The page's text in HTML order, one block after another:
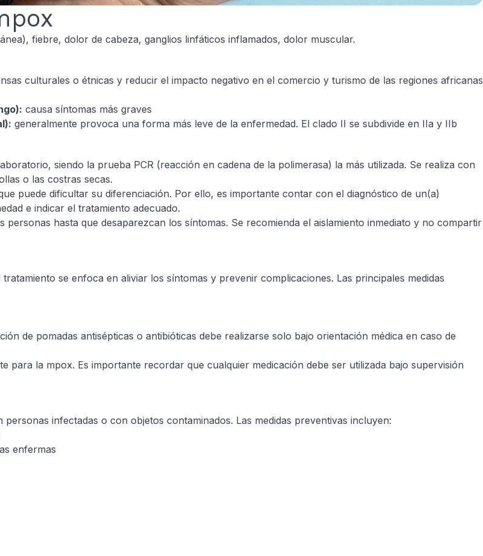
fiebre, dolor de cabeza, ganglios linfáticos inflamados, dolor muscular.
culturales o étnicas y reducir el impacto negativo en el comercio y turismo de las regiones africanas
causa síntomas más graves
generalmente provoca una forma más leve de la enfermedad. El clado II se subdivide en IIa y IIb
siendo la prueba PCR (reacción en cadena de la polimerasa) la más utilizada. Se realiza con
o las costras secas.
puede dificultar su diferenciación. Por ello, es importante contar con el diagnóstico de un(a)
e indicar el tratamiento adecuado.
hasta que desaparezcan los síntomas. Se recomienda el aislamiento inmediato y no compartir
se enfoca en aliviar los síntomas y prevenir complicaciones. Las principales medidas
de pomadas antisépticas o antibióticas debe realizarse solo bajo orientación médica en caso de
para la mpox. Es importante recordar que cualquier medicación debe ser utilizada bajo supervisión
infectadas o con objetos contaminados. Las medidas preventivas incluyen:
enfermas